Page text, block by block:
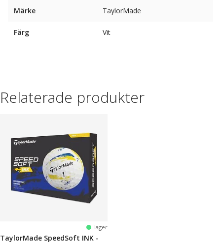
Märke TaylorMade
Färg Vit
Relaterade produkter
I lager
TaylorMade SpeedSoft INK -